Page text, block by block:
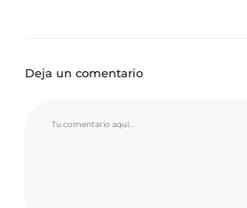
Deja un comentario